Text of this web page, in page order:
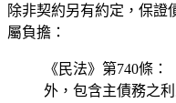
除非契約另有約定，保證
屬負擔：
《民法》第740條
外，包含主債務之